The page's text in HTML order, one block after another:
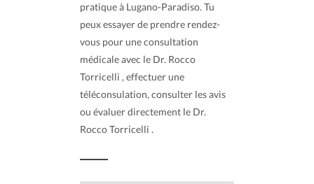
pratique à Lugano-Paradiso. Tu
peux essayer de prendre rendez-
vous pour une consultation
médicale avec le Dr. Rocco
Torricelli , effectuer une
téléconsulation, consulter les avis
ou évaluer directement le Dr.
Rocco Torricelli .